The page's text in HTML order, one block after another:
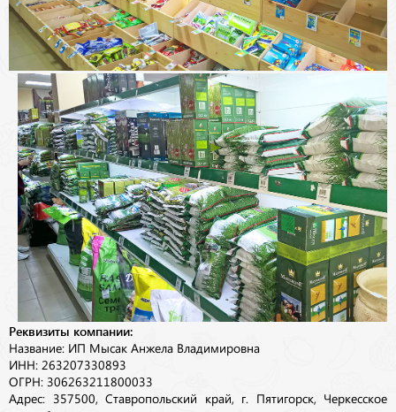
Реквизиты компании:
Название: ИП Мысак Анжела Владимировна
ИНН: 263207330893
ОГРН: 306263211800033
Адрес: 357500, Ставропольский край, г. Пятигорск, Черкесское